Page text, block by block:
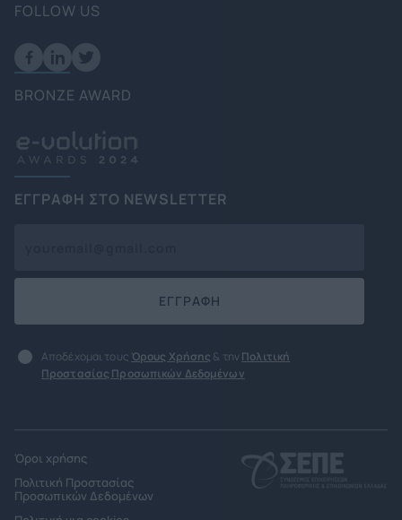
FOLLOW US
BRONZE AWARD
ΕΓΓΡΑΦΗ ΣΤΟ NEWSLETTER
ΕΓΓΡΑΦΗ
Αποδέχομαι τους Όρους Χρήσης & την Πολιτική
Προστασίας Προσωπικών Δεδομένων
Όροι χρήσης
Πολιτική Προστασίας
Προσωπικών Δεδομένων